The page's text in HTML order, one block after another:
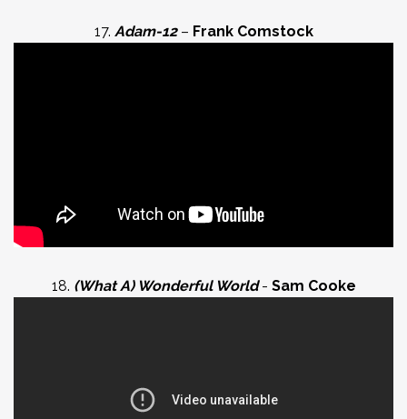
17. Adam-12– Frank Comstock
18. (What A) Wonderful World - Sam Cooke